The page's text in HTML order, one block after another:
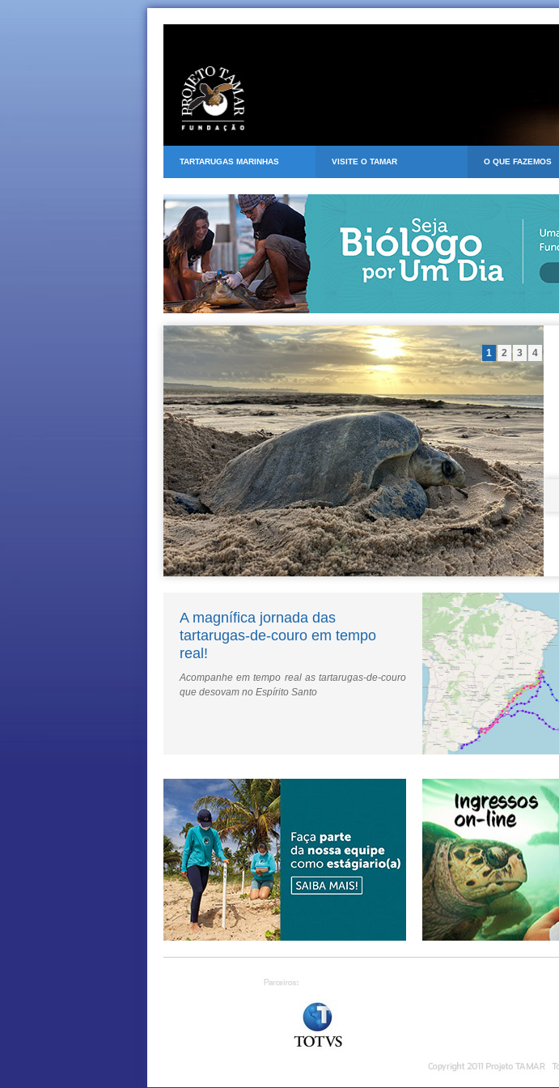
TARTARUGAS MARINHAS VISITE O TAMAR O QUE FAZEMOS
1 2 3 4
A magnífica jornada das
tartarugas-de-couro em tempo
real!
Acompanhe em tempo real as tartarugas-de-couro
que desovam no Espírito Santo